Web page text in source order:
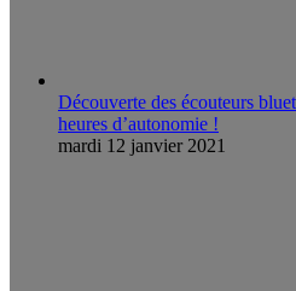
Découverte des écouteurs
heures d’autonomie !
mardi 12 janvier 2021